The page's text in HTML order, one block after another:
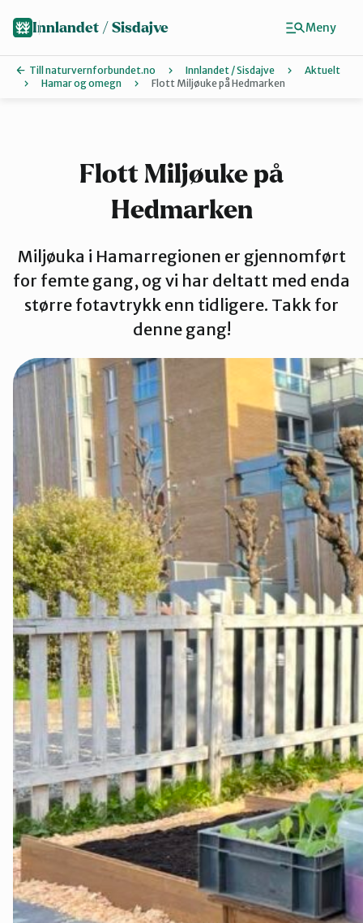
Gjøvik, Toten og Land
Gran og Lunner
Hamar og omegn
Lillehammer og Øyer
Midt-Gudbrandsdalen
Ottadalen og Sel
Sør-Østerdal
Valdres
Innlandet / Sisdajve
Till naturvernforbundet.no Innlandet / Sisdajve
Aktuelt
Hamar og omegn
Flott Miljøuke på Hedmarken
Flott Miljøuke på
Hedmarken
Miljøuka i Hamarregionen er gjennomført
for femte gang, og vi har deltatt med enda
større fotavtrykk enn tidligere. Takk for
denne gang!